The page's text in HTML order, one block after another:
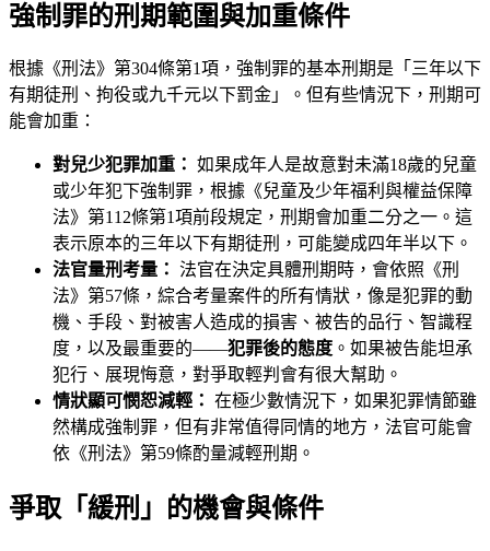
強制罪的刑期範圍與加重條件
根據《刑法》第304條第1項，強制罪的基本刑期是「三年以下
有期徒刑、拘役或九千元以下罰金」。但有些情況下，刑期可
能會加重：
對兒少犯罪加重： 如果成年人是故意對未滿18歲的兒童
或少年犯下強制罪，根據《兒童及少年福利與權益保障
法》第112條第1項前段規定，刑期會加重二分之一。這
表示原本的三年以下有期徒刑，可能變成四年半以下。
法官量刑考量： 法官在決定具體刑期時，會依照《刑
法》第57條，綜合考量案件的所有情狀，像是犯罪的動
機、手段、對被害人造成的損害、被告的品行、智識程
度，以及最重要的——犯罪後的態度 。如果被告能坦承
犯行、展現悔意，對爭取輕判會有很大幫助。
情狀顯可憫恕減輕： 在極少數情況下，如果犯罪情節雖
然構成強制罪，但有非常值得同情的地方，法官可能會
依《刑法》第59條酌量減輕刑期。
爭取「緩刑」的機會與條件